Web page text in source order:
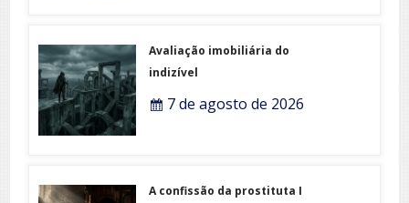
Avaliação imobiliária do
indizível
7 de agosto de 2026
A confissão da prostituta I